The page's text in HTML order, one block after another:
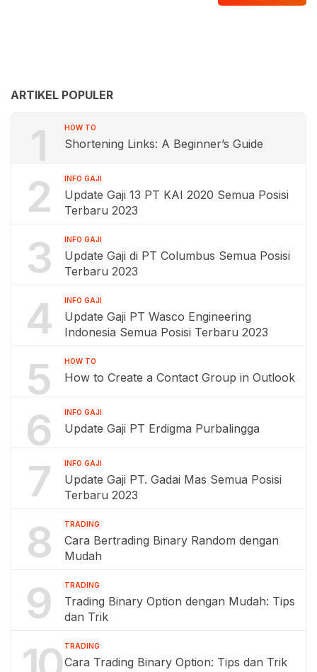
ARTIKEL POPULER
1 HOW TO
Shortening Links: A Beginner’s Guide
2 INFO GAJI
Update Gaji 13 PT KAI 2020 Semua Posisi
Terbaru 2023
3 INFO GAJI
Update Gaji di PT Columbus Semua Posisi
Terbaru 2023
4 INFO GAJI
Update Gaji PT Wasco Engineering
Indonesia Semua Posisi Terbaru 2023
5 HOW TO
How to Create a Contact Group in Outlook
6 INFO GAJI
Update Gaji PT Erdigma Purbalingga
7 INFO GAJI
Update Gaji PT. Gadai Mas Semua Posisi
Terbaru 2023
8 TRADING
Cara Bertrading Binary Random dengan
Mudah
9 TRADING
Trading Binary Option dengan Mudah: Tips
dan Trik
TRADING
Cara Trading Binary Option: Tips dan Trik